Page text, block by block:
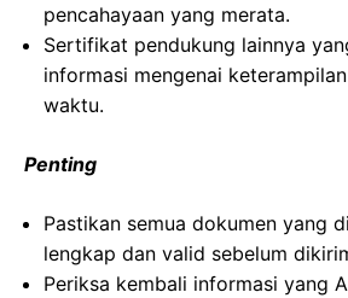
pencahayaan yang merata.
Sertifikat pendukung lainnya
informasi mengenai
waktu.
Penting
Pastikan semua dokumen yang
lengkap dan valid sebelum
Periksa kembali informasi yang